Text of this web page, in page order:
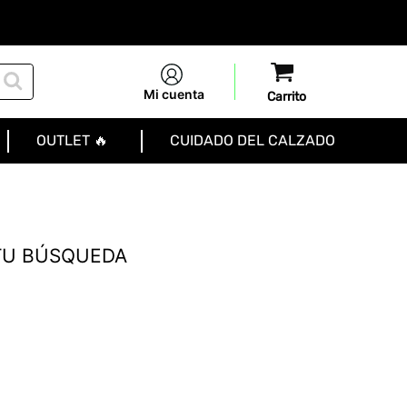
Mi cuenta
OUTLET 🔥 CUIDADO DEL CALZADO
BÚSQUEDA